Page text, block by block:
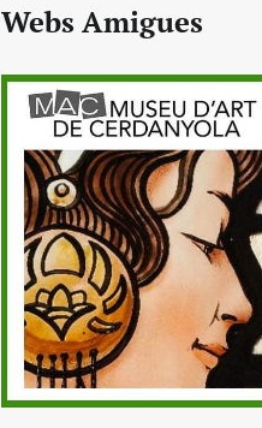
Webs Amigues